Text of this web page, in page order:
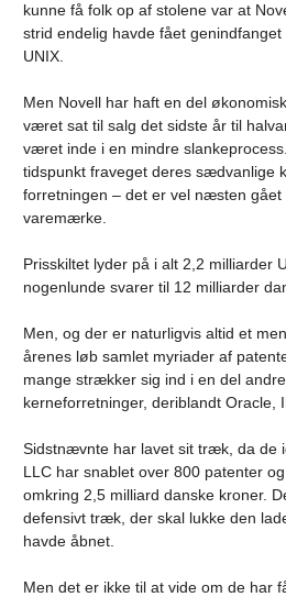
kunne få folk op af stolene var at
strid endelig havde fået
UNIX.
Men Novell har haft en del
været sat til salg det sidste år til
været inde i en mindre
tidspunkt fraveget deres sædvanlige
forretningen – det er vel næsten gået
varemærke.
Prisskiltet lyder på i alt 2,2 milliarder
nogenlunde svarer til 12 milliarder
Men, og der er naturligvis altid et
årenes løb samlet myriader af
mange strækker sig ind i en del
kerneforretninger, deriblandt Oracle,
Sidstnævnte har lavet sit træk, da de
LLC har snablet over 800 patenter
omkring 2,5 milliard danske kroner.
defensivt træk, der skal lukke den
havde åbnet.
Men det er ikke til at vide om de har